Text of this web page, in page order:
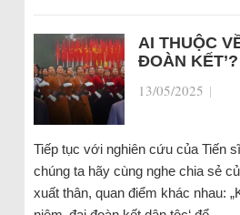
AI THUỘC
ĐOÀN KẾT’?
13/05/2025 |
Tiếp tục với nghiên cứu của Tiến
chúng ta hãy cùng nghe chia sẻ
xuất thân, quan điểm khác nhau: